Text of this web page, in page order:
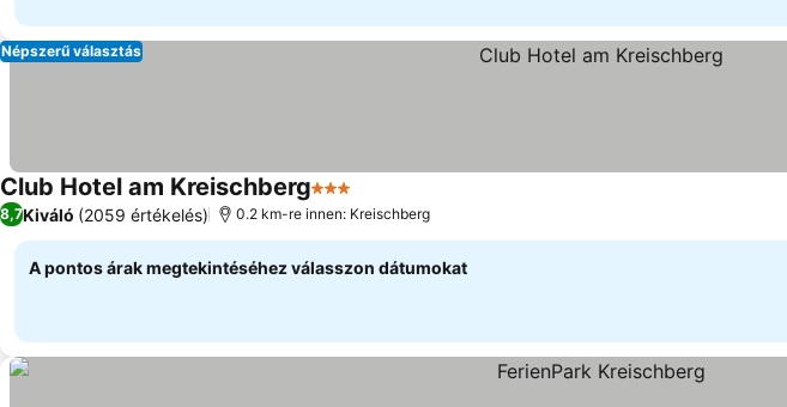
Népszerű választás
Club Hotel am Kreischberg3 Kategória
8,7Kiváló (2059 értékelés) 0.2 km-re innen: Kreischberg
A pontos árak megtekintéséhez válasszon dátumokat